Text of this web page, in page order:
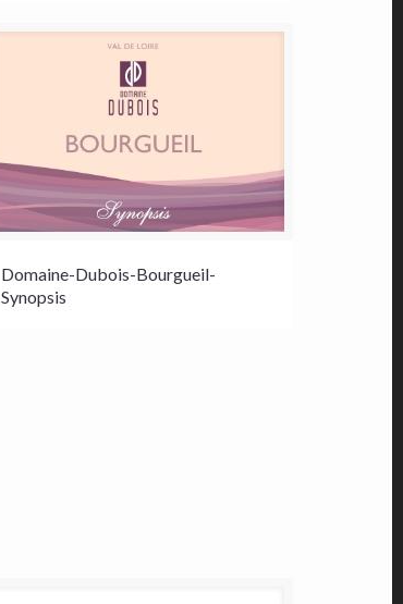
Domaine-Dubois-Bourgueil-
Synopsis